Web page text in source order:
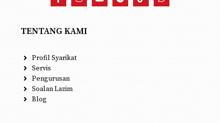
TENTANG KAMI
Profil Syarikat
Servis
Pengurusan
Soalan Lazim
Blog